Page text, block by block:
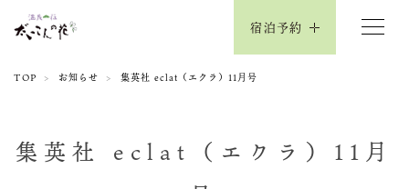
宿泊予約
TOP お知らせ 集英社 eclat（エクラ）11月号
集英社 eclat（エクラ）11月